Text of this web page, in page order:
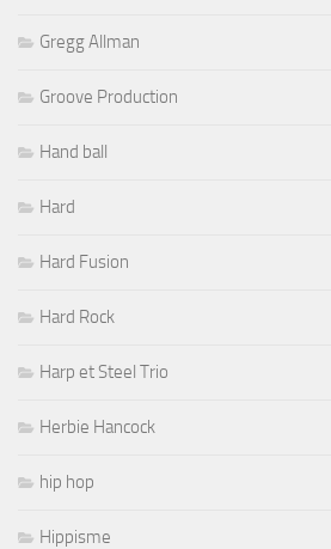
Gregg Allman
Groove Production
Hand ball
Hard
Hard Fusion
Hard Rock
Harp et Steel Trio
Herbie Hancock
hip hop
Hippisme